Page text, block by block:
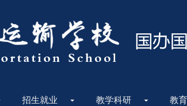
招生就业 教学科研 教